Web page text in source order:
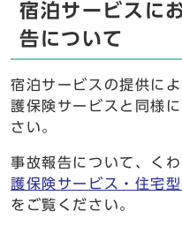
宿泊サービスに
告について
宿泊サービスの提供に
護保険サービスと同様
さい。
事故報告について、く
護保険サービス・住宅
をご覧ください。